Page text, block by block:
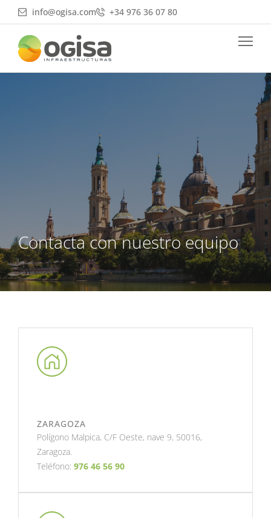
al
contenido
info@ogisa.com +34 976 36 07 80
Contacta con nuestro equipo
ZARAGOZA
Polígono Malpica, C/F Oeste, nave 9, 50016,
Zaragoza.
Teléfono: 976 46 56 90